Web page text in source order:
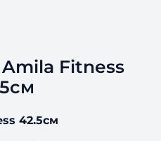
Fitness
42.5см